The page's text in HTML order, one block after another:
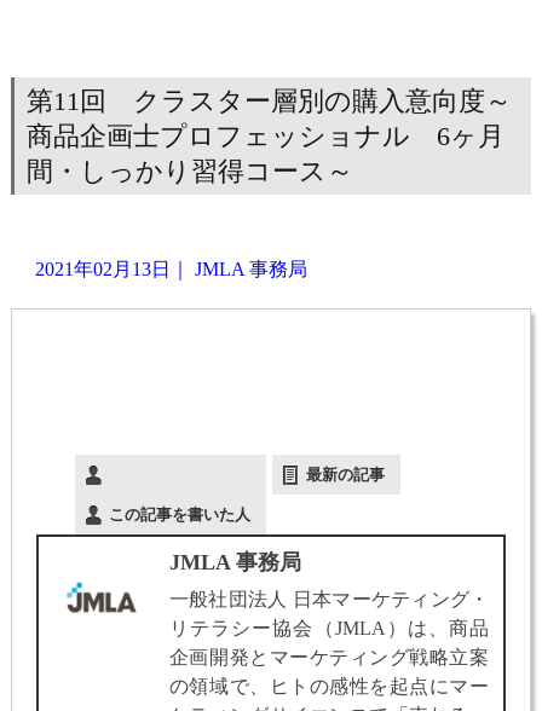
第11回 クラスター層別の購入意向度～
商品企画士プロフェッショナル 6ヶ月
間・しっかり習得コース～
2021年02月13日 JMLA 事務局
この記事を書いた人
最新の記事
JMLA 事務局
一般社団法人 日本マーケティング・
リテラシー協会（JMLA）は、商品
企画開発とマーケティング戦略立案
の領域で、ヒトの感性を起点にマー